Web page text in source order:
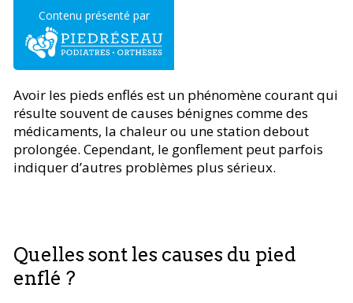
Contenu présenté par
Avoir les pieds enflés est un phénomène courant qui
résulte souvent de causes bénignes comme des
médicaments, la chaleur ou une station debout
prolongée. Cependant, le gonflement peut parfois
indiquer d’autres problèmes plus sérieux.
Quelles sont les causes du pied
enflé ?